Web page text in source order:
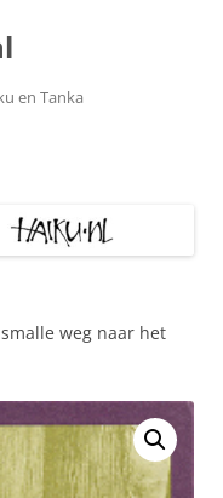
en Tanka
weg naar het